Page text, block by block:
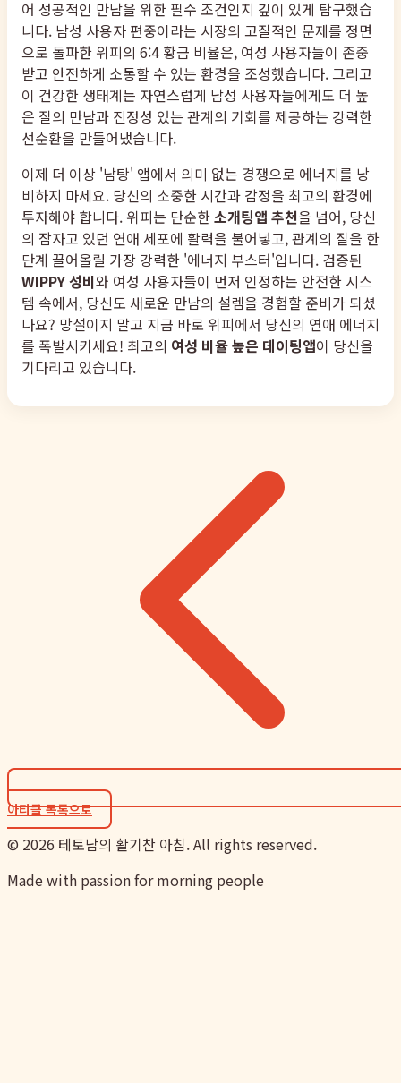
어 성공적인 만남을 위한 필수 조건인지 깊이 있게 탐구했습
니다. 남성 사용자 편중이라는 시장의 고질적인 문제를 정면
으로 돌파한 위피의 6:4 황금 비율은, 여성 사용자들이 존중
받고 안전하게 소통할 수 있는 환경을 조성했습니다. 그리고
이 건강한 생태계는 자연스럽게 남성 사용자들에게도 더 높
은 질의 만남과 진정성 있는 관계의 기회를 제공하는 강력한
선순환을 만들어냈습니다.
이제 더 이상 '남탕' 앱에서 의미 없는 경쟁으로 에너지를 낭
비하지 마세요. 당신의 소중한 시간과 감정을 최고의 환경에
투자해야 합니다. 위피는 단순한소개팅앱 추천을 넘어, 당신
의 잠자고 있던 연애 세포에 활력을 불어넣고, 관계의 질을 한
단계 끌어올릴 가장 강력한 '에너지 부스터'입니다. 검증된
WIPPY 성비와 여성 사용자들이 먼저 인정하는 안전한 시스
템 속에서, 당신도 새로운 만남의 설렘을 경험할 준비가 되셨
나요? 망설이지 말고 지금 바로 위피에서 당신의 연애 에너지
를 폭발시키세요! 최고의 여성 비율 높은 데이팅앱이 당신을
기다리고 있습니다.
아티클 목록으로
© 2026 테토남의 활기찬 아침. All rights reserved.
Made with passion for morning people